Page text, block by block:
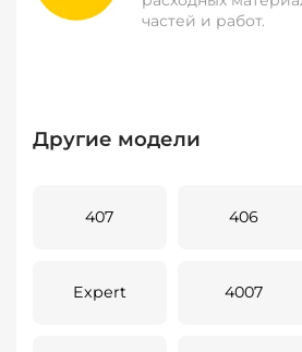
частей и работ.
Другие модели
407 406
Expert 4007